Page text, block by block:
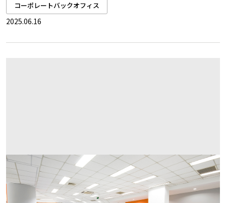
コーポレートバックオフィス
2025.06.16